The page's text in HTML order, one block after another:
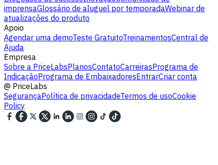
imprensaGlossário de aluguel por temporadaWebinar de
atualizações do produto
Apoio
Agendar uma demoTeste GratuitoTreinamentosCentral de
Ajuda
Empresa
Sobre a PriceLabsPlanosContatoCarreirasPrograma de
IndicaçãoPrograma de EmbaixadoresEntrarCriar conta
@ PriceLabs
SegurançaPolítica de privacidadeTermos de usoCookie
Policy